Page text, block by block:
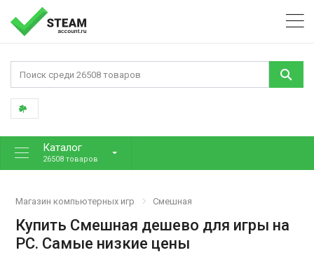
Каталог
26508 товаров
Магазин компьютерных игр Смешная
Купить Смешная дешево для игры на
PC. Самые низкие цены